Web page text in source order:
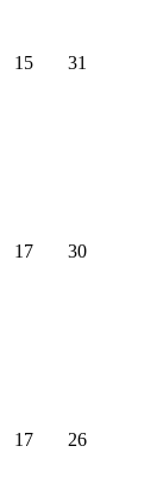
15 31
17 30
17 26